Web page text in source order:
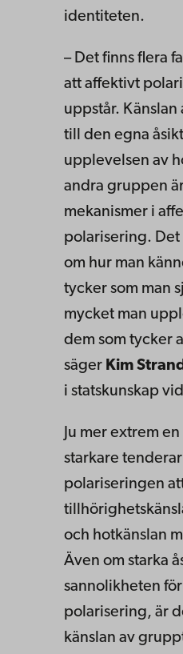
identiteten.
– Det finns flera
att affektivt
uppstår.
till den egna
upplevelsen av
andra gruppen
mekanismer i
polarisering. Det
om hur man
tycker som man
mycket man
dem som tycker
säger Kim
i statskunskap
Ju mer extrem
starkare
polariseringen
och hotkänslan
Även om starka
sannolikheten
polarisering, är
känslan av